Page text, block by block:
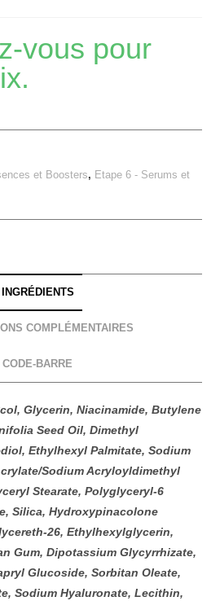
vous pour
et Boosters, Etape 6 - Serums et
INGRÉDIENTS
COMPLÉMENTAIRES
CODE-BARRE
Glycerin, Niacinamide, Butylene
Seed Oil, Dimethyl
Ethylhexyl Palmitate, Sodium
Sodium Acryloyldimethyl
Stearate, Polyglyceryl-6
Silica, Hydroxypinacolone
26, Ethylhexylglycerin,
Gum, Dipotassium Glycyrrhizate,
Glucoside, Sorbitan Oleate,
Sodium Hyaluronate, Lecithin,